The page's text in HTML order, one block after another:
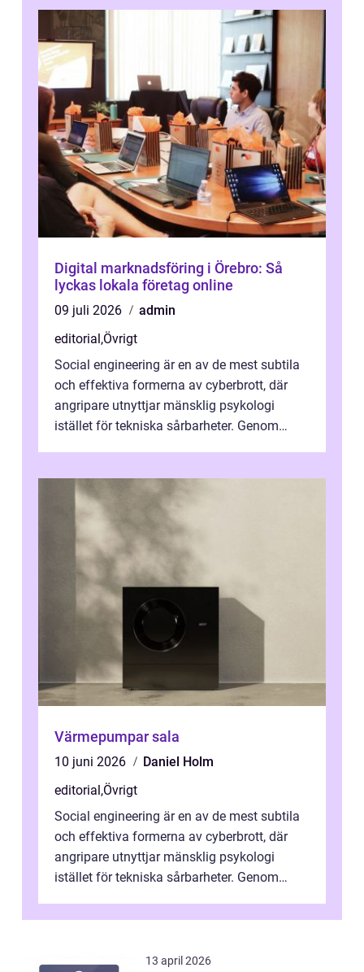
Digital marknadsföring i Örebro: Så
lyckas lokala företag online
09 juli 2026
admin
editorial,Övrigt
Social engineering är en av de mest subtila
och effektiva formerna av cyberbrott, där
angripare utnyttjar mänsklig psykologi
istället för tekniska sårbarheter. Genom
Värmepumpar sala
10 juni 2026
Daniel Holm
editorial,Övrigt
Social engineering är en av de mest subtila
och effektiva formerna av cyberbrott, där
angripare utnyttjar mänsklig psykologi
istället för tekniska sårbarheter. Genom
13 april 2026